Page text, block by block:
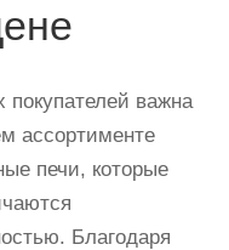
важна
ассортименте
печи, которые
Благодаря